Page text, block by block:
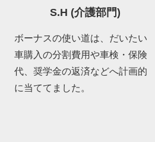
S.H (介護部門)
ボーナスの使い道は、だいたい
車購入の分割費用や車検・保険
代、奨学金の返済などへ計画的
に当ててました。